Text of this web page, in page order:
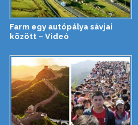
Farm egy autópálya sávjai
között – Videó